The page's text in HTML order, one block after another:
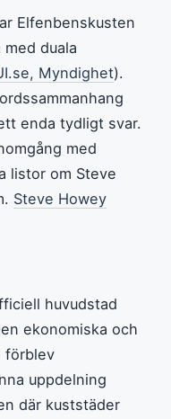
Elfenbenskusten
duala
Myndighet).
enda tydligt svar.
med
listor om Steve
Steve Howey
huvudstad
ekonomiska och
förblev
uppdelning
där kuststäder